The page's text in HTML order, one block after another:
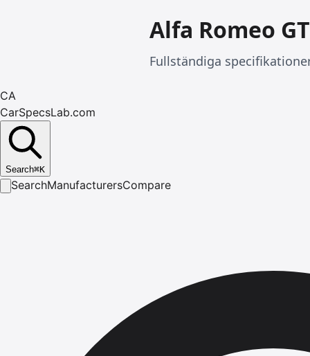
Alfa Romeo GT
Fullständiga
CA
CarSpecsLab.com
Search⌘K
SearchManufacturersCompare